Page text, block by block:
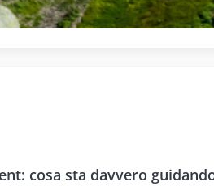
cosa sta davvero